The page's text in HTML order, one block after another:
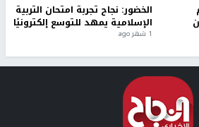
الخضور: نجاح تجربة امتحان التربية
الإسلامية يمهد للتوسع إلكترونيًا
1 شهر ago